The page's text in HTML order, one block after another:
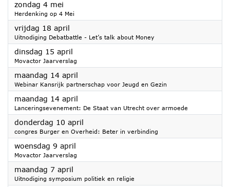
zondag 4 mei
Herdenking op 4 Mei
vrijdag 18 april
Uitnodiging Debatbattle - Let’s talk about Money
dinsdag 15 april
Movactor Jaarverslag
maandag 14 april
Webinar Kansrijk partnerschap voor Jeugd en Gezin
maandag 14 april
Lanceringsevenement: De Staat van Utrecht over armoede
donderdag 10 april
congres Burger en Overheid: Beter in verbinding
woensdag 9 april
Movactor Jaarverslag
maandag 7 april
Uitnodiging symposium politiek en religie